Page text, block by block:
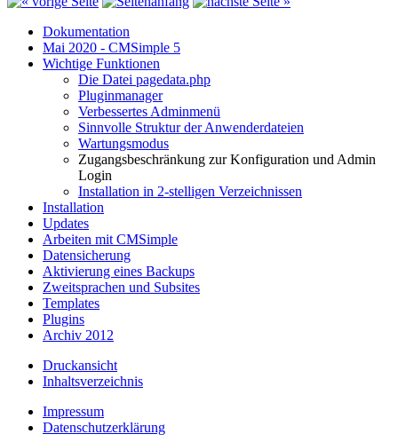
Dokumentation
Mai 2020 - CMSimple 5
Wichtige Funktionen
Die Datei pagedata.php
Pluginmanager
Verbessertes Adminmenü
Sinnvolle Struktur der Anwenderdateien
Wartungsmodus
Zugangsbeschränkung zur Konfiguration und Admin
Login
Installation in 2-stelligen Verzeichnissen
Installation
Updates
Arbeiten mit CMSimple
Datensicherung
Aktivierung eines Backups
Zweitsprachen und Subsites
Templates
Plugins
Archiv 2012
Druckansicht
Inhaltsverzeichnis
Impressum
Datenschutzerklärung